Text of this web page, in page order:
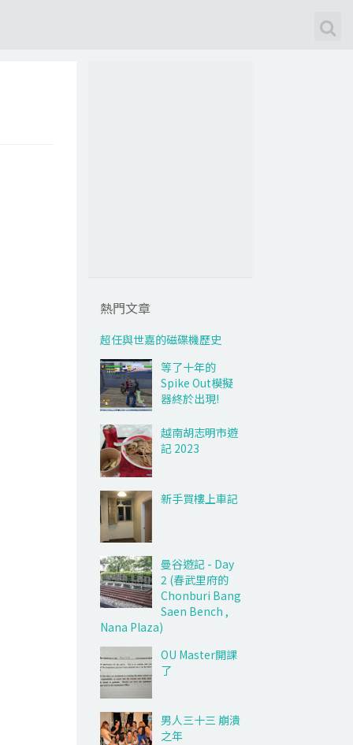
熱門文章
超任與世嘉的磁碟機歷史
等了十年的
Spike Out模擬
器終於出現!
越南胡志明市遊
記 2023
新手買樓上車記
曼谷遊記 - Day
2 (春武里府的
Chonburi Bang
Saen Bench ,
Nana Plaza)
OU Master開課
了
男人三十三 崩潰
之年